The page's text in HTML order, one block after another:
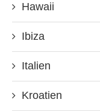
Hawaii
Ibiza
Italien
Kroatien